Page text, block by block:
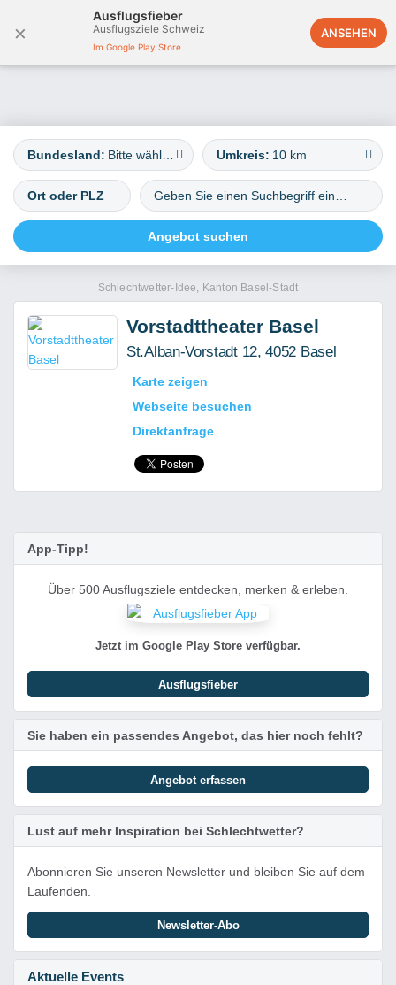
×
Ausflugsfieber
Ausflugsziele Schweiz
Im Google Play Store
ANSEHEN
Deutschland
Bundesland: Umkreis: 10 km
Schlechtwetter-Idee, Kanton Basel-Stadt
Vorstadttheater Basel
St.Alban-Vorstadt 12, 4052 Basel
Karte zeigen
Webseite besuchen
Direktanfrage
Aktuelle Events
App-Tipp!
Über 500 Ausflugsziele entdecken, merken & erleben.
Jetzt im Google Play Store verfügbar.
Ausflugsfieber
Sie haben ein passendes Angebot, das hier noch fehlt?
Angebot erfassen
Lust auf mehr Inspiration bei Schlechtwetter?
Abonnieren Sie unseren Newsletter und bleiben Sie auf dem
Laufenden.
Newsletter-Abo